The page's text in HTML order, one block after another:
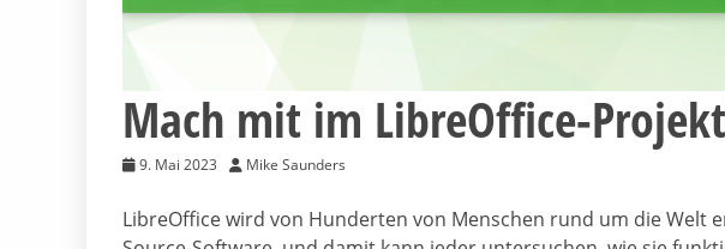
Mach mit im LibreOffice-
9. Mai 2023 Mike Saunders
LibreOffice wird von Hunderten von Menschen rund um die Welt